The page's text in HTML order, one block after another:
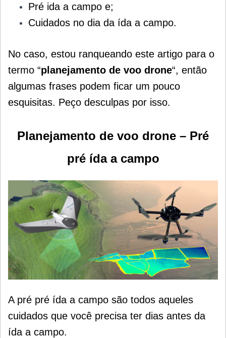
Pré ida a campo e;
Cuidados no dia da ída a campo.
No caso, estou ranqueando este artigo para o
termo “planejamento de voo drone“, então
algumas frases podem ficar um pouco
esquisitas. Peço desculpas por isso.
Planejamento de voo drone – Pré
pré ída a campo
A pré pré ída a campo são todos aqueles
cuidados que você precisa ter dias antes da
ída a campo.